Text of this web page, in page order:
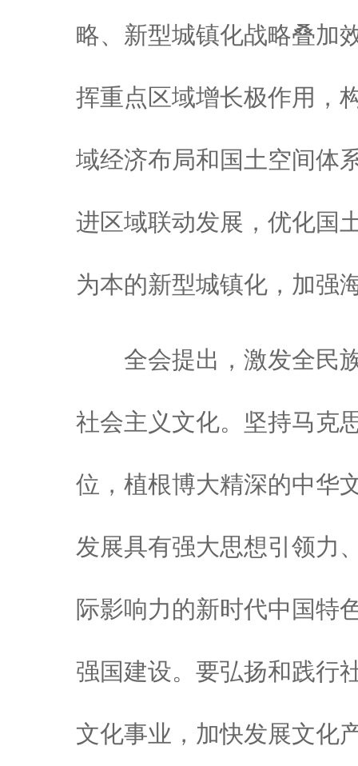
略、新型城镇化战略叠加
挥重点区域增长极作用，
域经济布局和国土空间体
进区域联动发展，优化国
为本的新型城镇化，加强
全会提出，激发全民族
社会主义文化。坚持马克
位，植根博大精深的中华
发展具有强大思想引领力
际影响力的新时代中国特
强国建设。要弘扬和践行
文化事业，加快发展文化